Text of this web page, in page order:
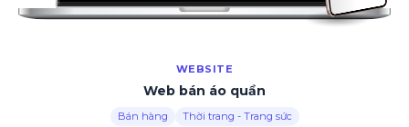
WEBSITE
Web bán áo quần
Bán hàng Thời trang - Trang sức